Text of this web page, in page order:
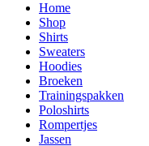
Home
Shop
Shirts
Sweaters
Hoodies
Broeken
Trainingspakken
Poloshirts
Rompertjes
Jassen